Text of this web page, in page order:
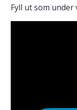
Fyll ut som